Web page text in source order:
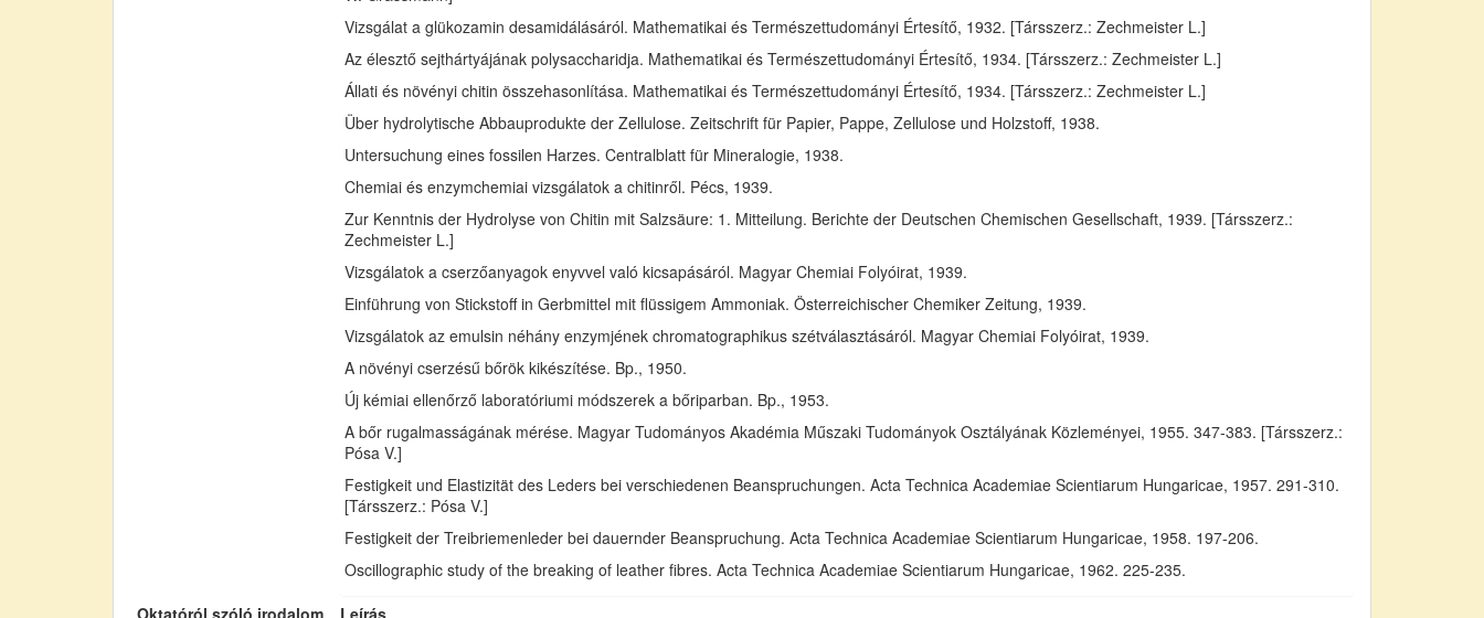
Vizsgálat a glükozamin desamidálásáról. Mathematikai és Természettudományi Értesítő, 1932. [Társszerz.: Zechmeister L.]
Az élesztő sejthártyájának polysaccharidja. Mathematikai és Természettudományi Értesítő, 1934. [Társszerz.: Zechmeister L.]
Állati és növényi chitin összehasonlítása. Mathematikai és Természettudományi Értesítő, 1934. [Társszerz.: Zechmeister L.]
Über hydrolytische Abbauprodukte der Zellulose. Zeitschrift für Papier, Pappe, Zellulose und Holzstoff, 1938.
Untersuchung eines fossilen Harzes. Centralblatt für Mineralogie, 1938.
Chemiai és enzymchemiai vizsgálatok a chitinről. Pécs, 1939.
Zur Kenntnis der Hydrolyse von Chitin mit Salzsäure: 1. Mitteilung. Berichte der Deutschen Chemischen Gesellschaft, 1939. [Társszerz.:
Zechmeister L.]
Vizsgálatok a cserzőanyagok enyvvel való kicsapásáról. Magyar Chemiai Folyóirat, 1939.
Einführung von Stickstoff in Gerbmittel mit flüssigem Ammoniak. Österreichischer Chemiker Zeitung, 1939.
Vizsgálatok az emulsin néhány enzymjének chromatographikus szétválasztásáról. Magyar Chemiai Folyóirat, 1939.
A növényi cserzésű bőrök kikészítése. Bp., 1950.
Új kémiai ellenőrző laboratóriumi módszerek a bőriparban. Bp., 1953.
A bőr rugalmasságának mérése. Magyar Tudományos Akadémia Műszaki Tudományok Osztályának Közleményei, 1955. 347-383. [Társszerz.:
Pósa V.]
Festigkeit und Elastizität des Leders bei verschiedenen Beanspruchungen. Acta Technica Academiae Scientiarum Hungaricae, 1957. 291-310.
[Társszerz.: Pósa V.]
Festigkeit der Treibriemenleder bei dauernder Beanspruchung. Acta Technica Academiae Scientiarum Hungaricae, 1958. 197-206.
Oscillographic study of the breaking of leather fibres. Acta Technica Academiae Scientiarum Hungaricae, 1962. 225-235.